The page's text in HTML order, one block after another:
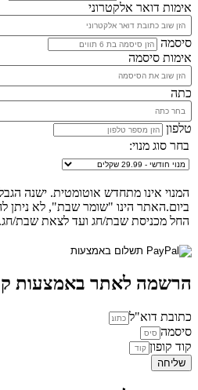
אימות דואר אלקטרוני
סיסמה
אימות סיסמה
כתה
טלפון
בחר סוג מנוי:
ביום.האתר הינו "שומר שבת", לא ניתן
החל מכניסת שבת/חג ועד לצאת שבת/חג.
הרשמה לאתר באמצעות
כתובת דוא"ל
סיסמה
קוד קופון
שליחה